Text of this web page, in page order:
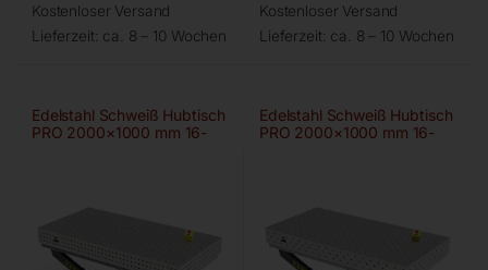
Kostenloser Versand
Lieferzeit: ca. 8 – 10 Wochen
Kostenloser Versand
Lieferzeit: ca. 8 – 10 Wochen
Edelstahl Schweiß Hubtisch
PRO 2000×1000 mm 16-
Edelstahl Schweiß Hubtisch
PRO 2000×1000 mm 16-